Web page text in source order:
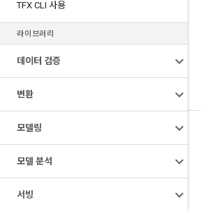
TFX CLI 사용
라이브러리
데이터 검증
변환
모델링
모델 분석
서빙
블로그